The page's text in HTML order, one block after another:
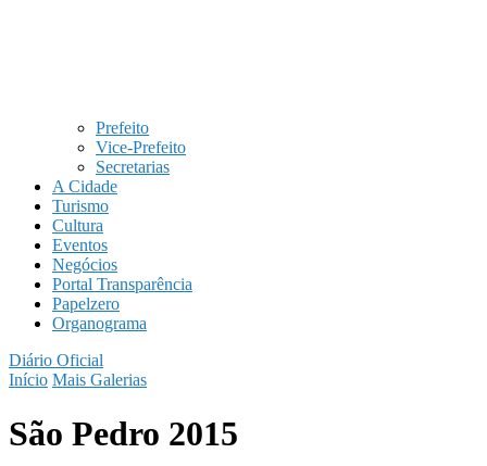
Prefeito
Vice-Prefeito
Secretarias
A Cidade
Turismo
Cultura
Eventos
Negócios
Portal Transparência
Papelzero
Organograma
Diário Oficial
Início Mais Galerias
São Pedro 2015